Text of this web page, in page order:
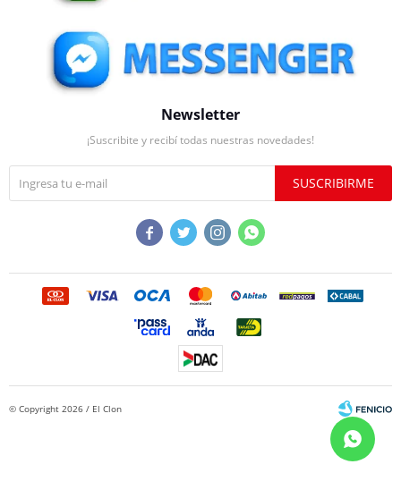
Newsletter
¡Suscribite y recibí todas nuestras novedades!
SUSCRIBIRME
   
© Copyright 2026 / El Clon